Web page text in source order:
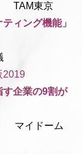
東京
ィング機能」
2019
業の9割が
ドーム